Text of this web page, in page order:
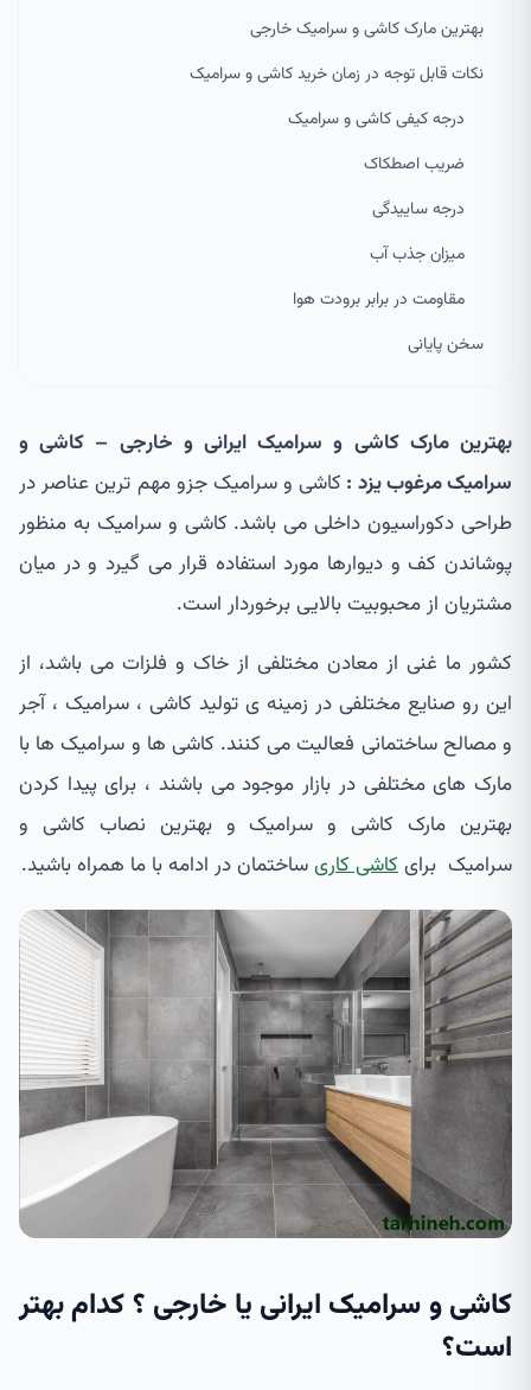
بهترین مارک کاشی و سرامیک خارجی
نکات قابل توجه در زمان خرید کاشی و سرامیک
درجه کیفی کاشی و سرامیک
ضریب اصطکاک
درجه ساییدگی
میزان جذب آب
مقاومت در برابر برودت هوا
سخن پایانی
بهترین مارک کاشی و سرامیک ایرانی و خارجی – کاشی و
سرامیک مرغوب یزد : کاشی و سرامیک جزو مهم ترین عناصر در
طراحی دکوراسیون داخلی می باشد. کاشی و سرامیک به منظور
پوشاندن کف و دیوارها مورد استفاده قرار می گیرد و در میان
مشتریان از محبوبیت بالایی برخوردار است.
کشور ما غنی از معادن مختلفی از خاک و فلزات می باشد، از
این رو صنایع مختلفی در زمینه ی تولید کاشی ، سرامیک ، آجر
و مصالح ساختمانی فعالیت می کنند. کاشی ها و سرامیک ها با
مارک های مختلفی در بازار موجود می باشند ، برای پیدا کردن
بهترین مارک کاشی و سرامیک و بهترین نصاب کاشی و
سرامیک برایکاشی کاریساختمان در ادامه با ما همراه باشید.
کاشی و سرامیک ایرانی یا خارجی ؟ کدام بهتر
است؟